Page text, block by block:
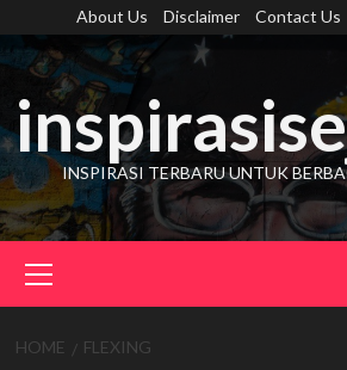
content
About Us Disclaimer Contact Us
INSPIRASI TERBARU UNTUK
Menu
HOME FLEXING